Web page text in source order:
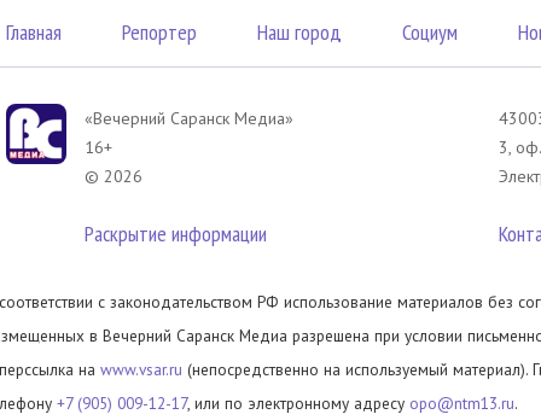
Главная Репортер Наш город Социум
«Вечерний Саранск Mедиа»
16+
© 2026
Раскрытие информации
3,
с законодательством РФ использование материалов без
в Вечерний Саранск Медиа разрешена при условии
на www.vsar.ru (непосредственно на используемый материал).
+7 (905) 009-12-17, или по электронному адресу opo@ntm13.ru.